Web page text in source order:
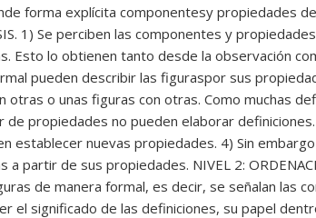
forma explícita componentesy propiedades
1) Se perciben las componentes y
Esto lo obtienen tanto desde la observación
pueden describir las figuraspor sus
otras o unas figuras con otras. Como muchas
de propiedades no pueden elaborar
establecer nuevas propiedades. 4) Sin
partir de sus propiedades. NIVEL 2:
de manera formal, es decir, se señalan las
el significado de las definiciones, su papel